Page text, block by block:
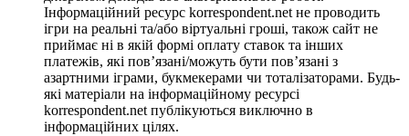
Інформаційний ресурс korrespondent.net не проводить
ігри на реальні та/або віртуальні гроші, також сайт не
приймає ні в якій формі оплату ставок та інших
платежів, які пов’язані/можуть бути пов’язані з
азартними іграми, букмекерами чи тоталізаторами. Будь-
які матеріали на інформаційному ресурсі
korrespondent.net публікуються виключно в
інформаційних цілях.